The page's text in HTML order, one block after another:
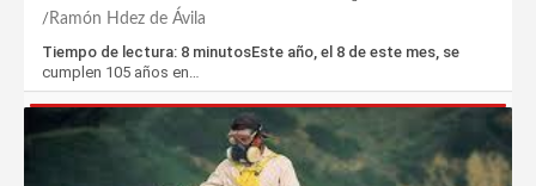
Ramón Hdez de Ávila
Tiempo de lectura: 8 minutosEste año, el 8 de este mes, se
cumplen 105 años en…